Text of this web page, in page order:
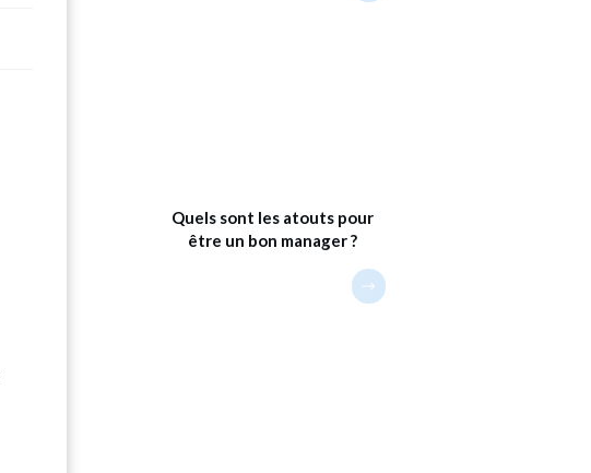
Quels sont les atouts pour
être un bon manager ?